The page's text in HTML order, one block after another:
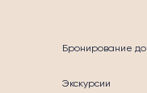
Бронирование
Экскурсии